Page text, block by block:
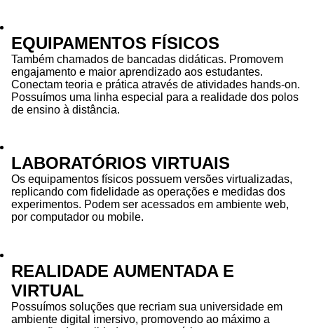
EQUIPAMENTOS FÍSICOS
Também chamados de bancadas didáticas. Promovem
engajamento e maior aprendizado aos estudantes.
Conectam teoria e prática através de atividades hands-on.
Possuímos uma linha especial para a realidade dos polos
de ensino à distância.
LABORATÓRIOS VIRTUAIS
Os equipamentos físicos possuem versões virtualizadas,
replicando com fidelidade as operações e medidas dos
experimentos. Podem ser acessados em ambiente web,
por computador ou mobile.
REALIDADE AUMENTADA E
VIRTUAL
Possuímos soluções que recriam sua universidade em
ambiente digital imersivo, promovendo ao máximo a